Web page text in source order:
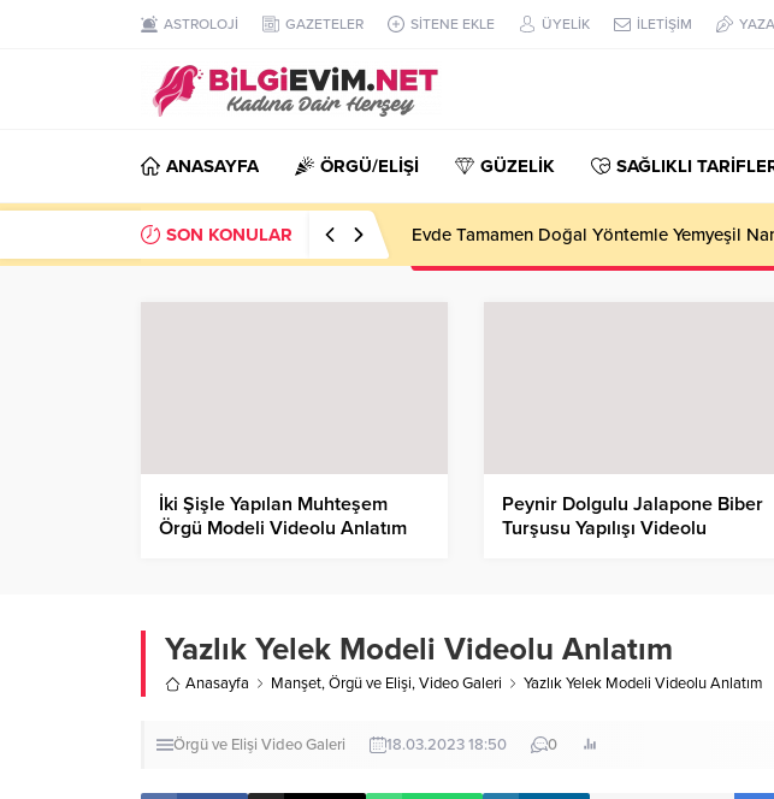
ASTROLOJİ GAZETELER SİTENE EKLE ÜYELİK İLETİŞİM
ANASAYFA ÖRGÜ/ELİŞİ GÜZELİK SAĞLIKLI
SON KONULAR Evde Tamamen Doğal Yöntemle Yemyeşil
İki Şişle Yapılan Muhteşem
Örgü Modeli Videolu Anlatım
Peynir Dolgulu Jalapone Biber
Turşusu Yapılışı Videolu
Yazlık Yelek Modeli Videolu Anlatım
Anasayfa Manşet,Örgü ve Elişi,Video Galeri Yazlık Yelek Modeli Videolu Anlatım
Örgü ve Elişi Video Galeri 18.03.2023 18:50 0